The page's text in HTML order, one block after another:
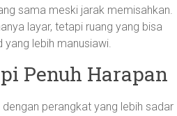
sama meski jarak memisahkan.
layar, tetapi ruang yang bisa
yang lebih manusiawi.
Penuh Harapan
perangkat yang lebih sadar